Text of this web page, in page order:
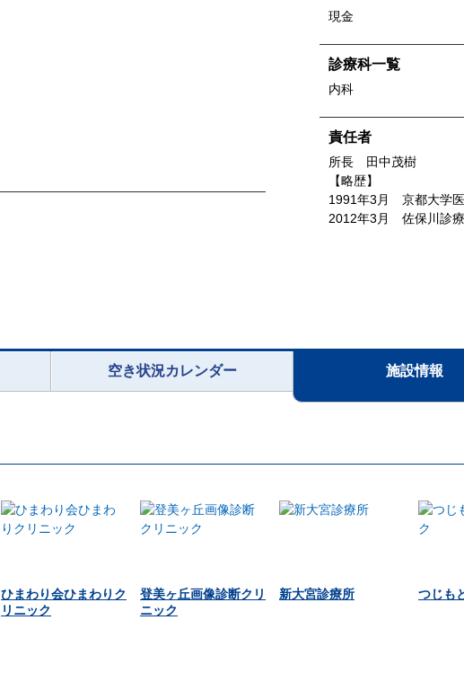
現金
診療科一覧
内科
責任者
所長 田中茂樹
【略歴】
1991年3月 京都大学
2012年3月 佐保川診
空き状況カレンダー 施設情報
ひまわり会ひまわりク
リニック
登美ヶ丘画像診断クリ
ニック
新大宮診療所 つじも